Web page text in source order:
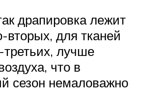
драпировка лежит
вторых, для тканей
лучше
что в
сезон немаловажно